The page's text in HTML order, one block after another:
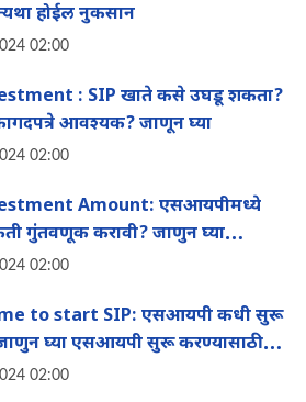
होईल नुकसान
02:00
: SIP खाते कसे उघडू शकता?
आवश्यक? जाणून घ्या
02:00
Amount: एसआयपीमध्ये
गुंतवणूक करावी? जाणुन घ्या
फायदे
02:00
to start SIP: एसआयपी कधी सुरू
घ्या एसआयपी सुरू करण्यासाठीची
02:00